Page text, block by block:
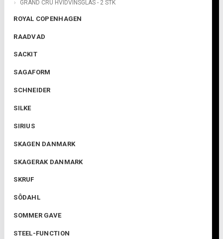
GRAND CRU HVIDVINSGLAS - 2 STK
ROYAL COPENHAGEN
RAADVAD
SACKIT
SAGAFORM
SCHNEIDER
SILKE
SIRIUS
SKAGEN DANMARK
SKAGERAK DANMARK
SKRUF
SÔDAHL
SOMMER GAVE
STEEL-FUNCTION